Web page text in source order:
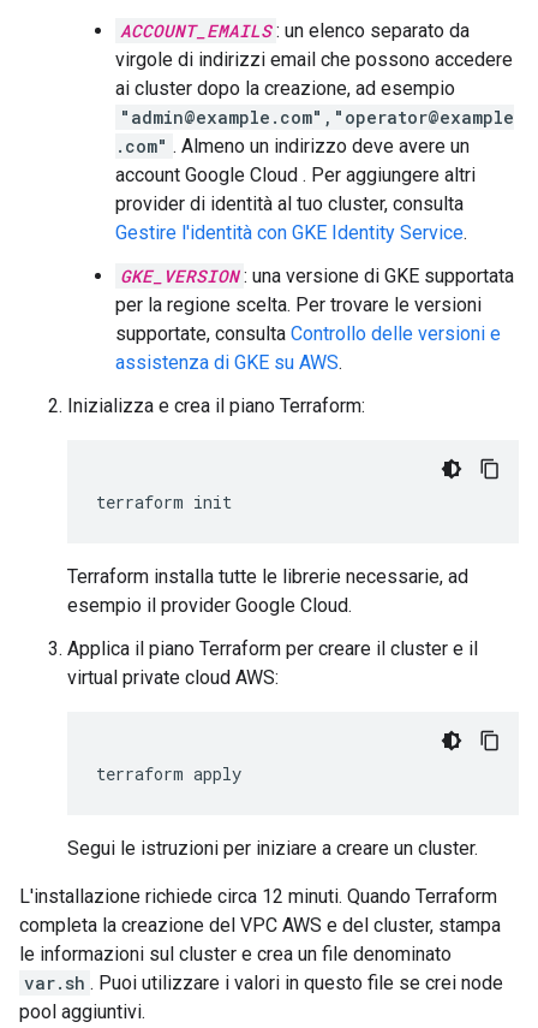
ACCOUNT_EMAILS : un elenco separato da
virgole di indirizzi email che possono accedere
ai cluster dopo la creazione, ad esempio
"admin@example.com","operator@example
.com" . Almeno un indirizzo deve avere un
account Google Cloud . Per aggiungere altri
provider di identità al tuo cluster, consulta
Gestire l'identità con GKE Identity Service.
GKE_VERSION : una versione di GKE supportata
per la regione scelta. Per trovare le versioni
supportate, consulta Controllo delle versioni e
assistenza di GKE su AWS.
Inizializza e crea il piano Terraform:
terraform
Terraform installa tutte le librerie necessarie, ad
esempio il provider Google Cloud.
Applica il piano Terraform per creare il cluster e il
virtual private cloud AWS:
terraform
Segui le istruzioni per iniziare a creare un cluster.
L'installazione richiede circa 12 minuti. Quando Terraform
completa la creazione del VPC AWS e del cluster, stampa
le informazioni sul cluster e crea un file denominato
var.sh . Puoi utilizzare i valori in questo file se crei node
pool aggiuntivi.